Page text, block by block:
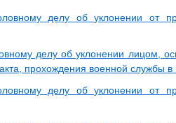
делу об уклонении от
делу об уклонении лицом,
прохождения военной службы
делу об уклонении от